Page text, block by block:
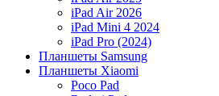
iPad Air 2026
iPad Mini 4 2024
iPad Pro (2024)
Планшеты Samsung
Планшеты Xiaomi
Poco Pad